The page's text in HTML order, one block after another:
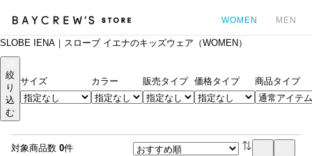
WOMEN MEN
SLOBE IENA｜スローブ イエナのキッズウェア（WOMEN）
絞
り
込
む
サイズ カラー 販売タイプ 価格タイプ 商品タイプ
対象商品数 0件